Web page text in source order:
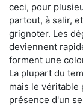
ceci, pour
partout, à salir,
grignoter. Les
deviennent
forment une
La plupart du
mais le véritable
présence d'un